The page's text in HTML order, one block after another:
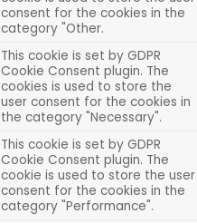
consent for the cookies in the
category "Other.
This cookie is set by GDPR
Cookie Consent plugin. The
cookies is used to store the
user consent for the cookies in
the category "Necessary".
This cookie is set by GDPR
Cookie Consent plugin. The
cookie is used to store the user
consent for the cookies in the
category "Performance".